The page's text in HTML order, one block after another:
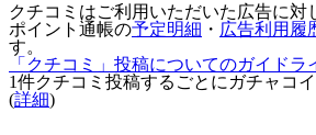
クチコミはご利用いただいた広告に対
ポイント通帳の予定明細 ・ 広告利用履
す。
「クチコミ」投稿についてのガイドラ
1件クチコミ投稿するごとに ガチャコ
(詳細)